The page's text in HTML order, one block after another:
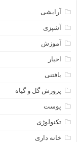
آرایشی
آشپزی
آموزش
اخبار
بافتنی
پرورش گل و گیاه
پوست
تکنولوژی
خانه داری